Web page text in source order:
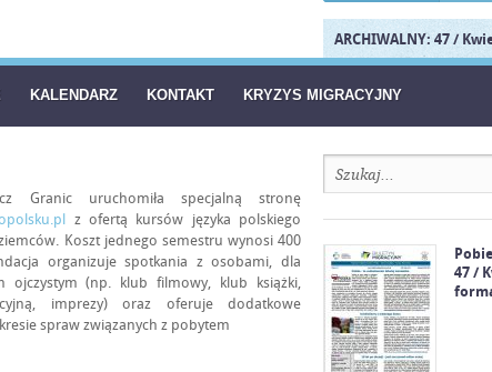
ARCHIWALNY: 47 /
KALENDARZ KONTAKT KRYZYS MIGRACYJNY
Granic uruchomiła specjalną stronę
z ofertą kursów języka polskiego
Koszt jednego semestru wynosi 400
organizuje spotkania z osobami, dla
ojczystym (np. klub filmowy, klub książki,
imprezy) oraz oferuje dodatkowe
spraw związanych z pobytem
47 /